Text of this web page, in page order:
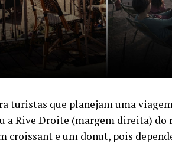
turistas que planejam uma
a Rive Droite (margem direita) do
e um donut, pois